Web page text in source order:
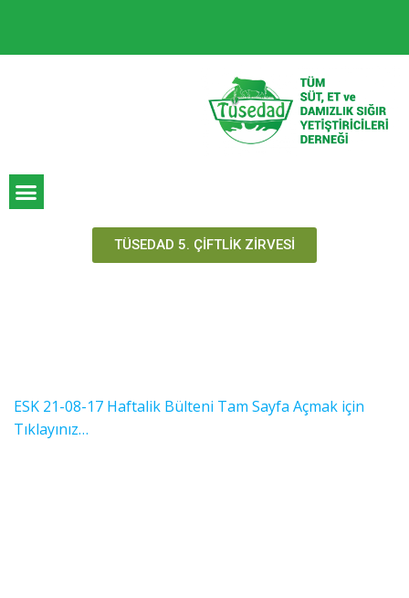
TÜSEDAD 5. ÇİFTLİK ZİRVESİ
ESK 21-08-17 Haftalik Bülteni Tam Sayfa Açmak için
Tıklayınız…